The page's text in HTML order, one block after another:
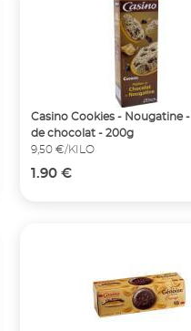
Casino Cookies - Nougatine
de chocolat - 200g
9,50 €/KILO
1.90 €